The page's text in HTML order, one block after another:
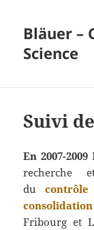
Bläuer –
Science
Suivi
En 2007-2009
recherche
du
consolidation
Fribourg et